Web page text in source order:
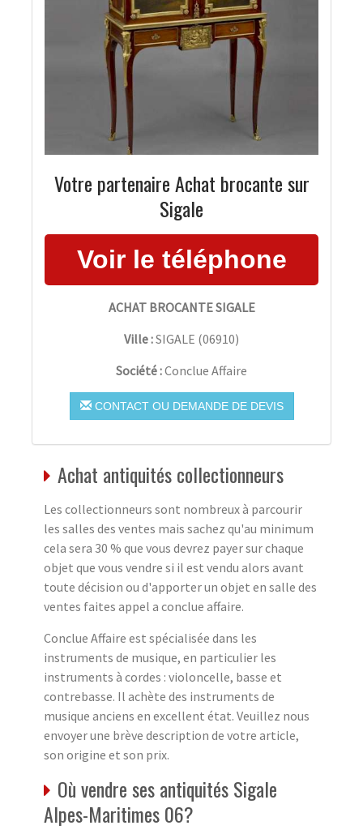
Votre partenaire Achat brocante sur
Sigale
ACHAT BROCANTE SIGALE
Ville :SIGALE (06910)
Société :Conclue Affaire
CONTACT OU DEMANDE DE DEVIS
Achat antiquités collectionneurs
Les collectionneurs sont nombreux à parcourir
les salles des ventes mais sachez qu'au minimum
cela sera 30 % que vous devrez payer sur chaque
objet que vous vendre si il est vendu alors avant
toute décision ou d'apporter un objet en salle des
ventes faites appel a conclue affaire.
Conclue Affaire est spécialisée dans les
instruments de musique, en particulier les
instruments à cordes : violoncelle, basse et
contrebasse. Il achète des instruments de
musique anciens en excellent état. Veuillez nous
envoyer une brève description de votre article,
son origine et son prix.
Où vendre ses antiquités Sigale
Alpes-Maritimes 06?